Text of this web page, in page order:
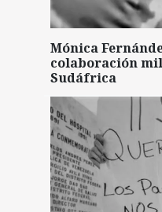
Mónica
colaboración
Sudáfrica